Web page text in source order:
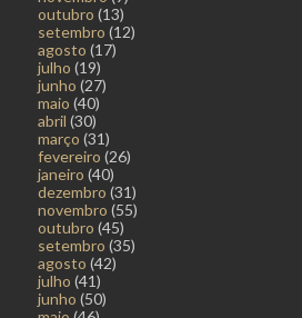
outubro (13)
setembro (12)
agosto (17)
julho (19)
junho (27)
maio (40)
abril (30)
março (31)
fevereiro (26)
janeiro (40)
dezembro (31)
novembro (55)
outubro (45)
setembro (35)
agosto (42)
julho (41)
junho (50)